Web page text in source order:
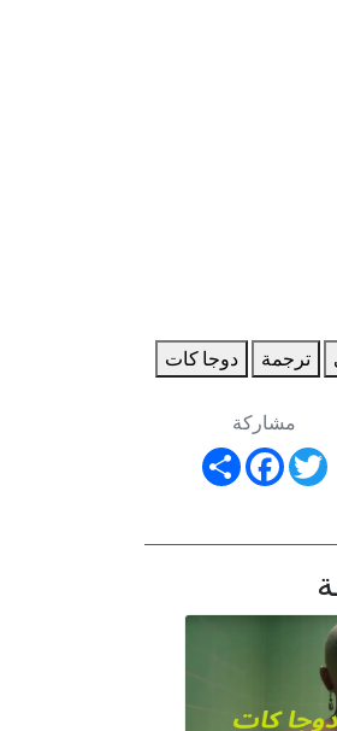
ترجمة دوجا كات
مشاركة
Share
FacebookTwitter